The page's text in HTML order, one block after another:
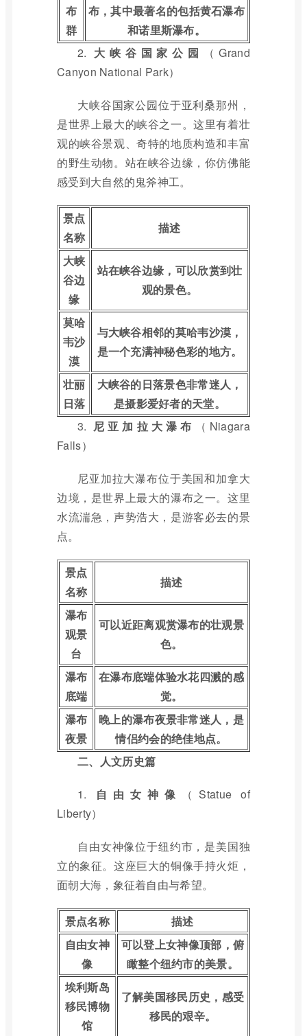
布
群
布，其中最著名的包括黄石瀑布
和诺里斯瀑布。
2. 大峡谷国家公园
（Grand
Canyon National Park）
大峡谷国家公园位于亚利桑那州，
是世界上最大的峡谷之一。这里有着壮
观的峡谷景观、奇特的地质构造和丰富
的野生动物。站在峡谷边缘，你仿佛能
感受到大自然的鬼斧神工。
景点
名称
描述
大峡
谷边
缘
站在峡谷边缘，可以欣赏到壮
观的景色。
莫哈
韦沙
漠
与大峡谷相邻的莫哈韦沙漠，
是一个充满神秘色彩的地方。
壮丽
日落
大峡谷的日落景色非常迷人，
是摄影爱好者的天堂。
3. 尼亚加拉大瀑布
（Niagara
Falls）
尼亚加拉大瀑布位于美国和加拿大
边境，是世界上最大的瀑布之一。这里
水流湍急，声势浩大，是游客必去的景
点。
景点
名称
描述
瀑布
观景
台
可以近距离观赏瀑布的壮观景
色。
瀑布
底端
在瀑布底端体验水花四溅的感
觉。
瀑布
夜景
晚上的瀑布夜景非常迷人，是
情侣约会的绝佳地点。
二、人文历史篇
1. 自由女神像
（Statue of
Liberty）
自由女神像位于纽约市，是美国独
立的象征。这座巨大的铜像手持火炬，
面朝大海，象征着自由与希望。
景点名称
描述
自由女神
像
可以登上女神像顶部，俯
瞰整个纽约市的美景。
埃利斯岛
移民博物
馆
了解美国移民历史，感受
移民的艰辛。